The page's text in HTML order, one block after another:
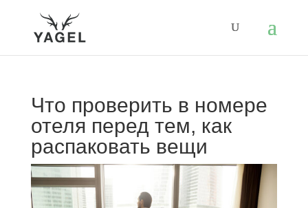
Что проверить в номере
отеля перед тем, как
распаковать вещи